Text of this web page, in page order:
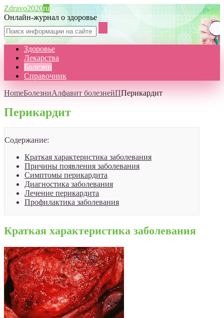
Zdravo2020ru
Онлайн-журнал о здоровье
Здоровье
Лекарства
Болезни
Справочник
HomeБолезниАлфавит болезнейППерикардит
Перикардит
Содержание:
Краткая характеристика заболевания
Причины появления заболевания
Симптомы перикардита
Диагностика заболевания
Лечение перикардита
Профилактика заболевания
Краткая характеристика заболевания